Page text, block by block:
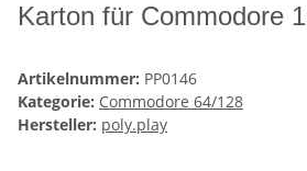
Karton für Commodore
Artikelnummer: PP0146
Kategorie: Commodore 64/128
Hersteller: poly.play